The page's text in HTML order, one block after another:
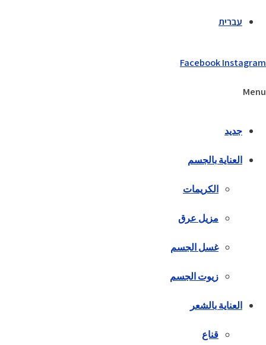
עברית
FacebookInstagram
Menu
جديد
العناية بالجسم
الكريمات
مزيل عرق
غسل الجسم
زيوت الجسم
العناية بالشعر
قناع